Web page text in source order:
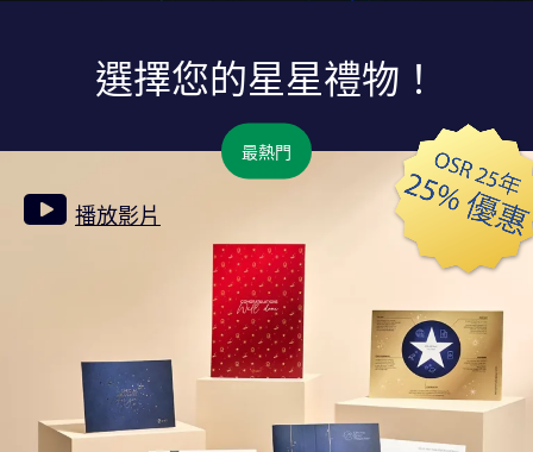
選擇您的星星禮物！
最熱門
播放影片